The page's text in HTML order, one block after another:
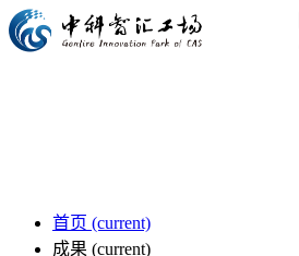
首页 (current)
成果 (current)